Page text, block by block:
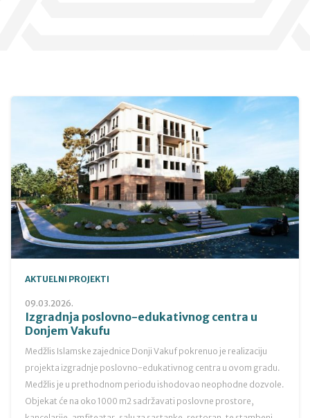
AKTUELNI PROJEKTI
09.03.2026.
Izgradnja poslovno-edukativnog centra u
Donjem Vakufu
Medžlis Islamske zajednice Donji Vakuf pokrenuo je realizaciju
projekta izgradnje poslovno-edukativnog centra u ovom gradu.
Medžlis je u prethodnom periodu ishodovao neophodne dozvole.
Objekat će na oko 1000 m2 sadržavati poslovne prostore,